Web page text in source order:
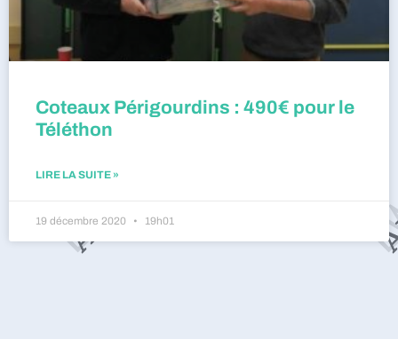
Coteaux Périgourdins : 490€ pour le
Téléthon
LIRE LA SUITE »
19 décembre 2020 19h01